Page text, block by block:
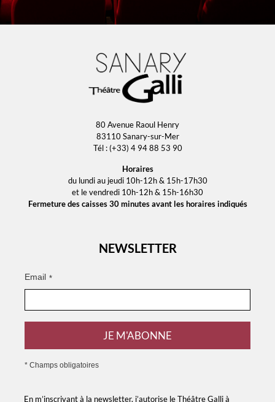
80 Avenue Raoul Henry
83110 Sanary-sur-Mer
Tél : (+33) 4 94 88 53 90
Horaires
du lundi au jeudi 10h-12h & 15h-17h30
et le vendredi 10h-12h & 15h-16h30
Fermeture des caisses 30 minutes avant les horaires indiqués
NEWSLETTER
Email *
JE M'ABONNE
* Champs obligatoires
En m’inscrivant à la newsletter, j’autorise le Théâtre Galli à